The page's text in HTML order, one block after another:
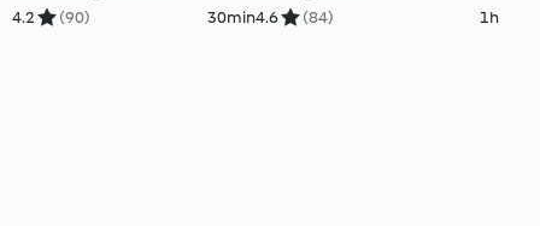
4.2 (90) 30min4.6 (84) 1h